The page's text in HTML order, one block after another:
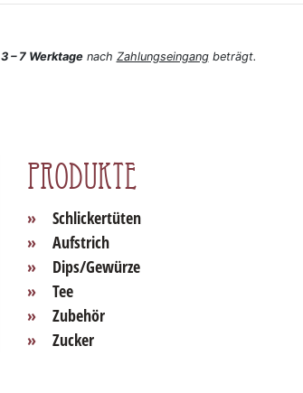
3 – 7 Werktagenach Zahlungseingangbeträgt.
Produkte
Schlickertüten
Aufstrich
Dips/Gewürze
Tee
Zubehör
Zucker